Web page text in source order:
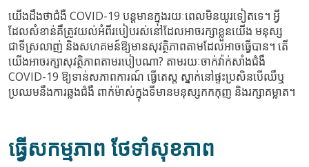
យើងដឹងថាជំងឺ COVID-19 បន្តមានក្នុងរយៈពេលមិនយូរទៀតទេ។ អ្វី
ដែលសំខាន់គឺត្រូវយល់អំពីរបៀបរស់នៅដែលអាចរក្សាខ្លួនយើង មនុស្ស
ជាទីស្រលាញ់ និងសហគមន៍ឱ្យមានសុវត្ថិភាពតាមដែលអាចធ្វើបាន។ តើ
យើងអាចរក្សាសុវត្ថិភាពតាមរបៀបណា? តាមរយៈចាក់វ៉ាក់សាំងជំងឺ
COVID-19 ឱ្យទាន់សភាពការណ៍ ធ្វើតេស្ត ស្នាក់នៅផ្ទះប្រសិនបើឈឺឬ
ប្រឈមនឹងការឆ្លងជំងឺ ពាក់ម៉ាស់ក្នុងទីមានមនុស្សកកកុញ និងរក្សាគម្លាត។
ធ្វើសកម្មភាព ថែទាំសុខភាព